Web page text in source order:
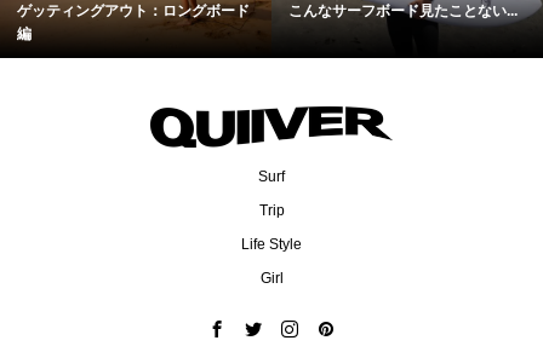
ゲッティングアウト：ロングボード
編
こんなサーフボード見たことない...
Surf
Trip
Life Style
Girl